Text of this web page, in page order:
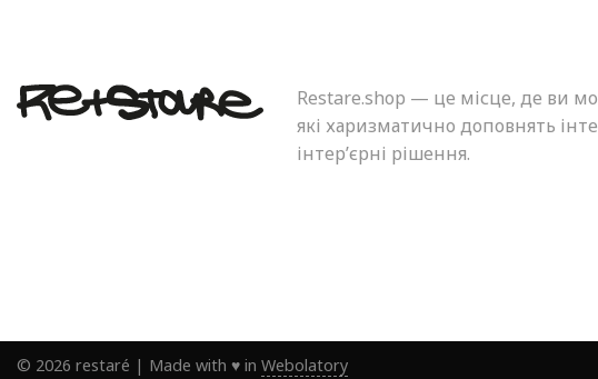
Restare.shop — це місце, де ви
які харизматично доповнять
інтер’єрні рішення.
© 2026 restaré | Made with ♥ in Webolatory